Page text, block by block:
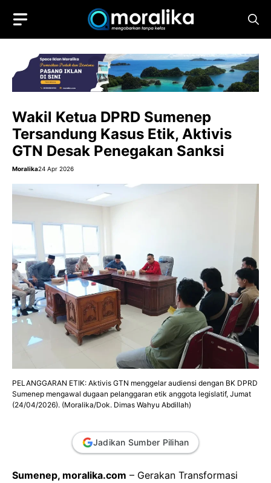
content
Wakil Ketua DPRD Sumenep
Tersandung Kasus Etik, Aktivis
GTN Desak Penegakan Sanksi
Moralika24 Apr 2026
PELANGGARAN ETIK: Aktivis GTN menggelar audiensi dengan BK DPRD
Sumenep mengawal dugaan pelanggaran etik anggota legislatif, Jumat
(24/04/2026). (Moralika/Dok. Dimas Wahyu Abdillah)
Jadikan Sumber Pilihan
Sumenep, moralika.com – Gerakan Transformasi